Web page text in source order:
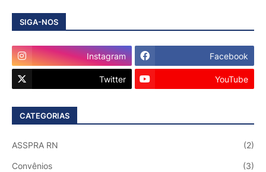
SIGA-NOS
Instagram Facebook
Twitter YouTube
CATEGORIAS
ASSPRA RN (2)
Convênios (3)